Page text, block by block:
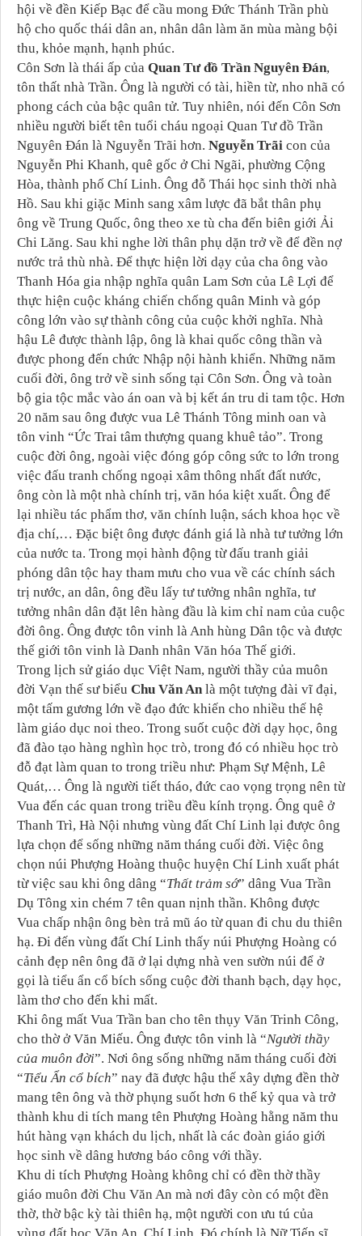
hội về đền Kiếp Bạc để cầu mong Đức Thánh Trần phù
hộ cho quốc thái dân an, nhân dân làm ăn mùa màng bội
thu, khỏe mạnh, hạnh phúc.
Côn Sơn là thái ấp của Quan Tư đồ Trần Nguyên Đán,
tôn thất nhà Trần. Ông là người có tài, hiền từ, nho nhã có
phong cách của bậc quân tử. Tuy nhiên, nói đến Côn Sơn
nhiều người biết tên tuổi cháu ngoại Quan Tư đồ Trần
Nguyên Đán là Nguyễn Trãi hơn. Nguyễn Trãi con của
Nguyễn Phi Khanh, quê gốc ở Chi Ngãi, phường Cộng
Hòa, thành phố Chí Linh. Ông đỗ Thái học sinh thời nhà
Hồ. Sau khi giặc Minh sang xâm lược đã bắt thân phụ
ông về Trung Quốc, ông theo xe tù cha đến biên giới Ải
Chi Lăng. Sau khi nghe lời thân phụ dặn trở về để đền nợ
nước trả thù nhà. Để thực hiện lời dạy của cha ông vào
Thanh Hóa gia nhập nghĩa quân Lam Sơn của Lê Lợi để
thực hiện cuộc kháng chiến chống quân Minh và góp
công lớn vào sự thành công của cuộc khởi nghĩa. Nhà
hậu Lê được thành lập, ông là khai quốc công thần và
được phong đến chức Nhập nội hành khiển. Những năm
cuối đời, ông trở về sinh sống tại Côn Sơn. Ông và toàn
bộ gia tộc mắc vào án oan và bị kết án tru di tam tộc. Hơn
20 năm sau ông được vua Lê Thánh Tông minh oan và
tôn vinh “Ức Trai tâm thượng quang khuê tảo”. Trong
cuộc đời ông, ngoài việc đóng góp công sức to lớn trong
việc đấu tranh chống ngoại xâm thông nhất đất nước,
ông còn là một nhà chính trị, văn hóa kiệt xuất. Ông để
lại nhiều tác phẩm thơ, văn chính luận, sách khoa học về
địa chí,… Đặc biệt ông được đánh giá là nhà tư tưởng lớn
của nước ta. Trong mọi hành động từ đấu tranh giải
phóng dân tộc hay tham mưu cho vua về các chính sách
trị nước, an dân, ông đều lấy tư tưởng nhân nghĩa, tư
tưởng nhân dân đặt lên hàng đầu là kim chỉ nam của cuộc
đời ông. Ông được tôn vinh là Anh hùng Dân tộc và được
thế giới tôn vinh là Danh nhân Văn hóa Thế giới.
Trong lịch sử giáo dục Việt Nam, người thầy của muôn
đời Vạn thế sư biểu Chu Văn Anlà một tượng đài vĩ đại,
một tấm gương lớn về đạo đức khiến cho nhiều thế hệ
làm giáo dục noi theo. Trong suốt cuộc đời dạy học, ông
đã đào tạo hàng nghìn học trò, trong đó có nhiều học trò
đỗ đạt làm quan to trong triều như: Phạm Sự Mệnh, Lê
Quát,… Ông là người tiết tháo, đức cao vọng trọng nên từ
Vua đến các quan trong triều đều kính trọng. Ông quê ở
Thanh Trì, Hà Nội nhưng vùng đất Chí Linh lại được ông
lựa chọn để sống những năm tháng cuối đời. Việc ông
chọn núi Phượng Hoàng thuộc huyện Chí Linh xuất phát
từ việc sau khi ông dâng “Thất trảm sớ” dâng Vua Trần
Dụ Tông xin chém 7 tên quan nịnh thần. Không được
Vua chấp nhận ông bèn trả mũ áo từ quan đi chu du thiên
hạ. Đi đến vùng đất Chí Linh thấy núi Phượng Hoàng có
cảnh đẹp nên ông đã ở lại dựng nhà ven sườn núi để ở
gọi là tiểu ẩn cổ bích sống cuộc đời thanh bạch, dạy học,
làm thơ cho đến khi mất.
Khi ông mất Vua Trần ban cho tên thụy Văn Trinh Công,
cho thờ ở Văn Miếu. Ông được tôn vinh là “Người thầy
của muôn đời”. Nơi ông sống những năm tháng cuối đời
“Tiểu Ẩn cổ bích” nay đã được hậu thế xây dựng đền thờ
mang tên ông và thờ phụng suốt hơn 6 thế kỷ qua và trở
thành khu di tích mang tên Phượng Hoàng hằng năm thu
hút hàng vạn khách du lịch, nhất là các đoàn giáo giới
học sinh về dâng hương báo công với thầy.
Khu di tích Phượng Hoàng không chỉ có đền thờ thầy
giáo muôn đời Chu Văn An mà nơi đây còn có một đền
thờ, thờ bậc kỳ tài thiên hạ, một người con ưu tú của